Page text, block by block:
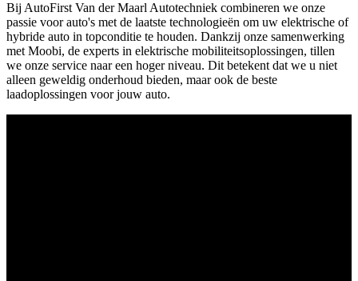
Bij AutoFirst Van der Maarl Autotechniek combineren we onze
passie voor auto's met de laatste technologieën om uw elektrische of
hybride auto in topconditie te houden. Dankzij onze samenwerking
met Moobi, de experts in elektrische mobiliteitsoplossingen, tillen
we onze service naar een hoger niveau. Dit betekent dat we u niet
alleen geweldig onderhoud bieden, maar ook de beste
laadoplossingen voor jouw auto.